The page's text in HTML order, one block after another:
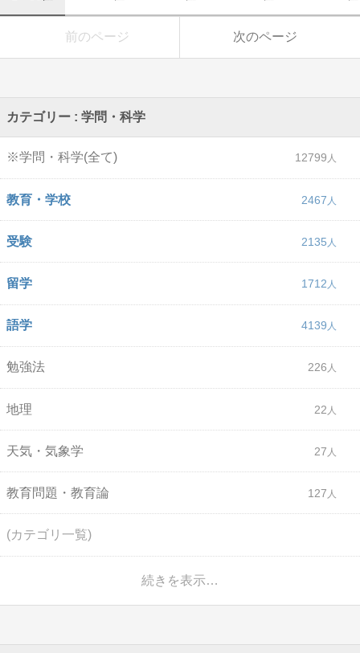
前のページ 次のページ
カテゴリー : 学問・科学
※学問・科学(全て) 12799
教育・学校 2467
受験 2135
留学 1712
語学 4139
勉強法 226
地理 22
天気・気象学 27
教育問題・教育論 127
(カテゴリ一覧)
続きを表示…